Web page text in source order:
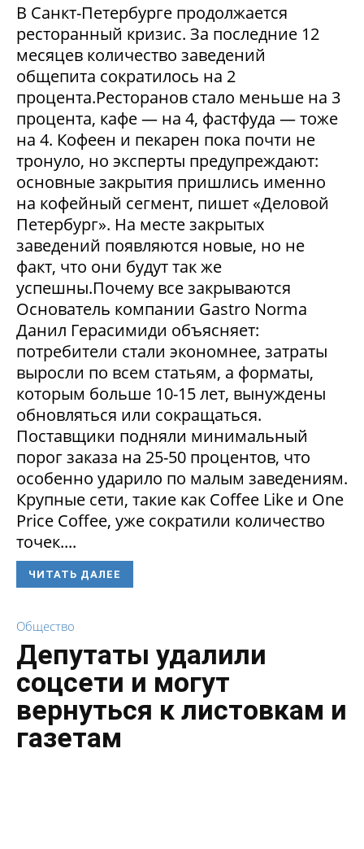
В Санкт-Петербурге продолжается
ресторанный кризис. За последние 12
месяцев количество заведений
общепита сократилось на 2
процента.Ресторанов стало меньше на 3
процента, кафе — на 4, фастфуда — тоже
на 4. Кофеен и пекарен пока почти не
тронуло, но эксперты предупреждают:
основные закрытия пришлись именно
на кофейный сегмент, пишет «Деловой
Петербург». На месте закрытых
заведений появляются новые, но не
факт, что они будут так же
успешны.Почему все закрываются
Основатель компании Gastro Norma
Данил Герасимиди объясняет:
потребители стали экономнее, затраты
выросли по всем статьям, а форматы,
которым больше 10-15 лет, вынуждены
обновляться или сокращаться.
Поставщики подняли минимальный
порог заказа на 25-50 процентов, что
особенно ударило по малым заведениям.
Крупные сети, такие как Coffee Like и One
Price Coffee, уже сократили количество
точек....
ЧИТАТЬ ДАЛЕЕ
Общество
Депутаты удалили
соцсети и могут
вернуться к листовкам и
газетам